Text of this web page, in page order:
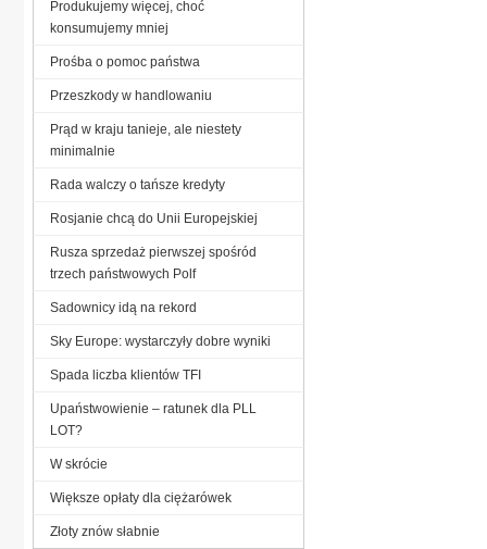
Produkujemy więcej, choć
konsumujemy mniej
Prośba o pomoc państwa
Przeszkody w handlowaniu
Prąd w kraju tanieje, ale niestety
minimalnie
Rada walczy o tańsze kredyty
Rosjanie chcą do Unii Europejskiej
Rusza sprzedaż pierwszej spośród
trzech państwowych Polf
Sadownicy idą na rekord
Sky Europe: wystarczyły dobre wyniki
Spada liczba klientów TFI
Upaństwowienie – ratunek dla PLL
LOT?
W skrócie
Większe opłaty dla ciężarówek
Złoty znów słabnie